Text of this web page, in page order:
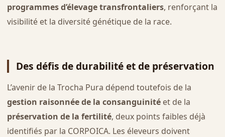
programmes d’élevage transfrontaliers, renforçant la
visibilité et la diversité génétique de la race.
Des défis de durabilité et de préservation
L’avenir de la Trocha Pura dépend toutefois de la
gestion raisonnée de la consanguinitéet de la
préservation de la fertilité, deux points faibles déjà
identifiés par la CORPOICA. Les éleveurs doivent